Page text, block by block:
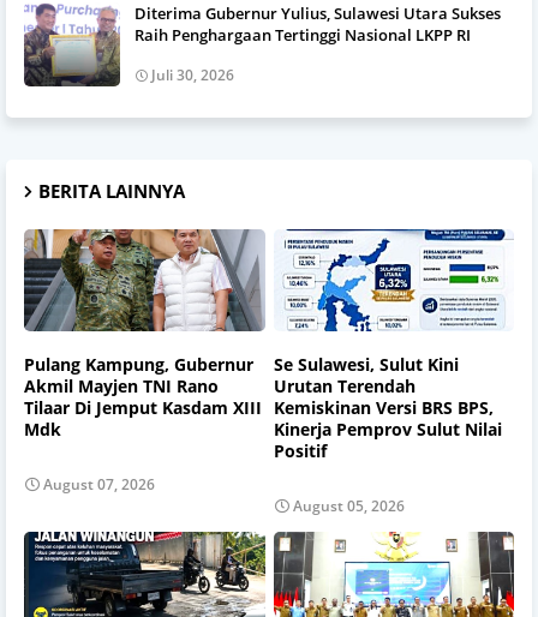
Diterima Gubernur Yulius, Sulawesi Utara Sukses
Raih Penghargaan Tertinggi Nasional LKPP RI
Juli 30, 2026
BERITA LAINNYA
Pulang Kampung, Gubernur
Akmil Mayjen TNI Rano
Tilaar Di Jemput Kasdam XIII
Mdk
August 07, 2026
Se Sulawesi, Sulut Kini
Urutan Terendah
Kemiskinan Versi BRS BPS,
Kinerja Pemprov Sulut Nilai
Positif
August 05, 2026